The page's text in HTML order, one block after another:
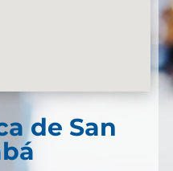
de San